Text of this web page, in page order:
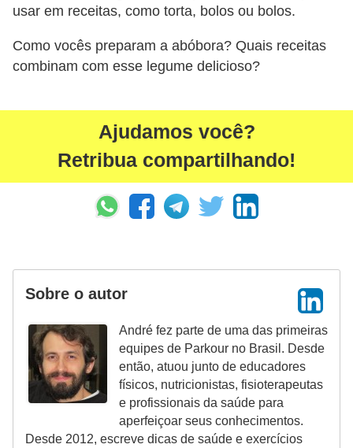
usar em receitas, como torta, bolos ou bolos.
Como vocês preparam a abóbora? Quais receitas
combinam com esse legume delicioso?
Ajudamos você?
Retribua compartilhando!
Sobre o autor
André fez parte de uma das primeiras
equipes de Parkour no Brasil. Desde
então, atuou junto de educadores
físicos, nutricionistas, fisioterapeutas
e profissionais da saúde para
aperfeiçoar seus conhecimentos.
Desde 2012, escreve dicas de saúde e exercícios